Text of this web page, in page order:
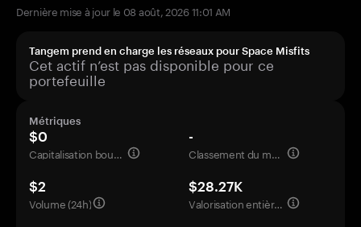
Dernière mise à jour le 08 août, 2026 11:01 AM
Tangem prend en charge les réseaux pour Space Misfits
Cet actif n’est pas disponible pour ce
portefeuille
Métriques
$0
Capitalisation boursière
-
Classement du marché
$2
Volume (24h)
$28.27K
Valorisation entièrement diluée